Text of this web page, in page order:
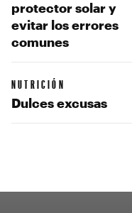
protector solar y
evitar los errores
comunes
NUTRICIÓN
Dulces excusas